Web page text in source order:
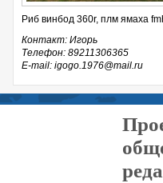
Риб винбод 360r, плм ямаха
Контакт: Игорь
Телефон: 89211306365
E-mail: igogo.1976@mail.ru